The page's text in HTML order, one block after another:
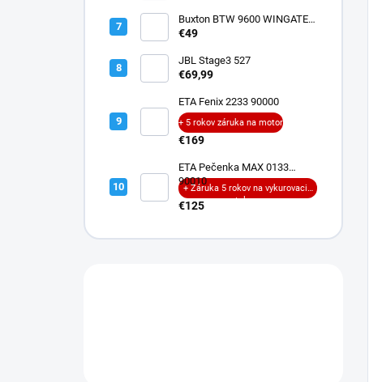
Buxton BTW 9600 WINGATE
ANC
€49
JBL Stage3 527
€69,99
ETA Fenix 2233 90000
+ 5 rokov záruka na motor
€169
ETA Pečenka MAX 0133
90010
+ Záruka 5 rokov na vykurovacie
teleso
€125